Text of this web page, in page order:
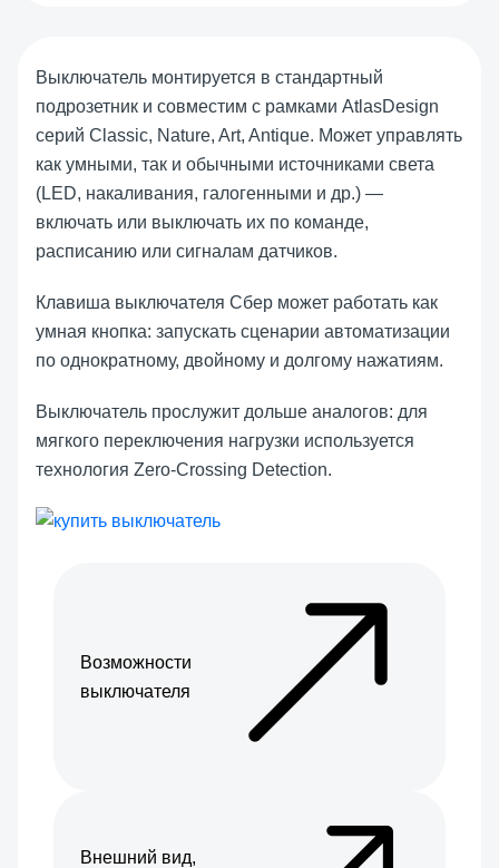
Выключатель монтируется в стандартный
подрозетник и совместим с рамками AtlasDesign
серий Classic, Nature, Art, Antique. Может управлять
как умными, так и обычными источниками света
(LED, накаливания, галогенными и др.) —
включать или выключать их по команде,
расписанию или сигналам датчиков.
Клавиша выключателя Сбер может работать как
умная кнопка: запускать сценарии автоматизации
по однократному, двойному и долгому нажатиям.
Выключатель прослужит дольше аналогов: для
мягкого переключения нагрузки используется
технология Zero-Crossing Detection.
Возможности
выключателя
Внешний вид,